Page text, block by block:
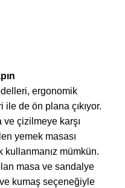
ergonomik
ile de ön plana çıkıyor.
ve çizilmeye karşı
yemek masası
kullanmanız mümkün.
masa ve sandalye
kumaş seçeneğiyle